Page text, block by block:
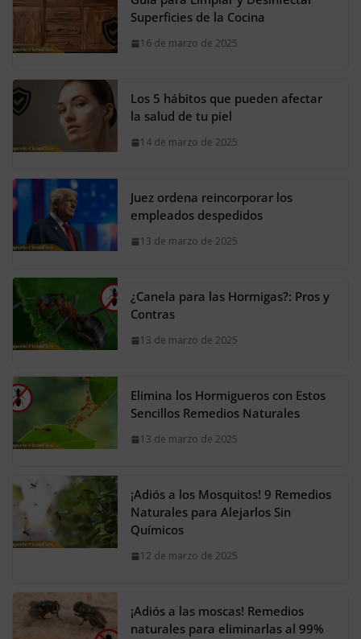
Superficies de la Cocina
16 de marzo de 2025
Los 5 hábitos que pueden afectar
la salud de tu piel
14 de marzo de 2025
Juez ordena reincorporar los
empleados despedidos
13 de marzo de 2025
¿Canela para las Hormigas?: Pros y
Contras
13 de marzo de 2025
Elimina los Hormigueros con Estos
Sencillos Remedios Naturales
13 de marzo de 2025
¡Adiós a los Mosquitos! 9 Remedios
Naturales para Alejarlos Sin
Químicos
12 de marzo de 2025
¡Adiós a las moscas! Remedios
naturales para eliminarlas al 99%